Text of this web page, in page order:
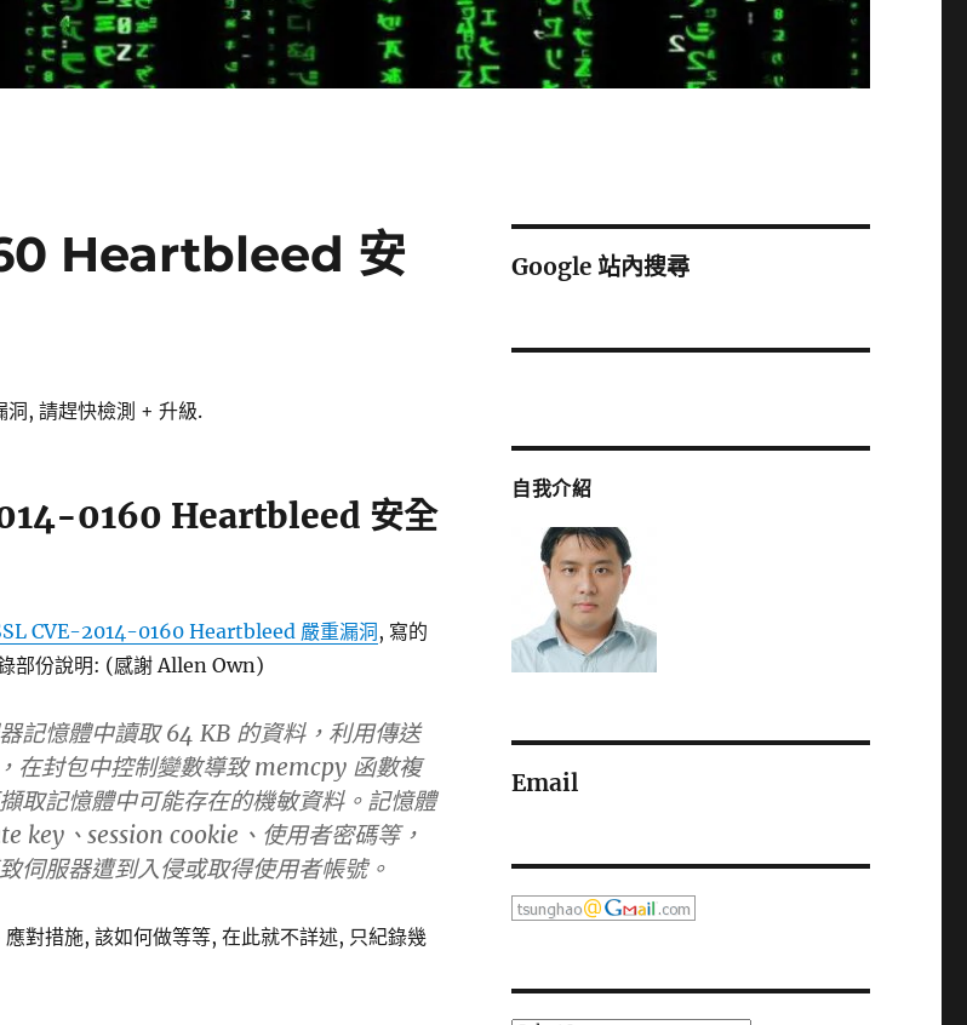
Heartbleed 安
, 請趕快檢測 + 升級.
0160 Heartbleed 安全
CVE-2014-0160 Heartbleed 嚴重漏洞, 寫的
部份說明: (感謝 Allen Own)
記憶體中讀取 64 KB 的資料，利用傳送
在封包中控制變數導致 memcpy 函數複
取記憶體中可能存在的機敏資料。記憶體
key、session cookie、使用者密碼等，
伺服器遭到入侵或取得使用者帳號。
對措施, 該如何做等等, 在此就不詳述, 只紀錄幾
Google 站內搜尋
自我介紹
Email